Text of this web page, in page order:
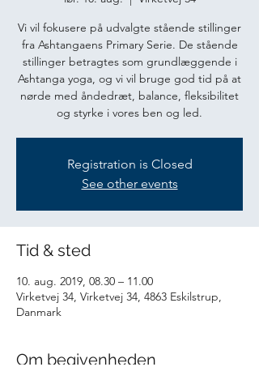
Vi vil fokusere på udvalgte stående stillinger
fra Ashtangaens Primary Serie. De stående
stillinger betragtes som grundlæggende i
Ashtanga yoga, og vi vil bruge god tid på at
nørde med åndedræt, balance, fleksibilitet
og styrke i vores ben og led.
Registration is Closed
See other events
Tid & sted
10. aug. 2019, 08.30 – 11.00
Virketvej 34, Virketvej 34, 4863 Eskilstrup,
Danmark
Om begivenheden